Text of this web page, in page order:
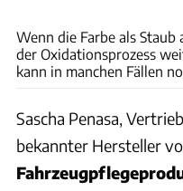
Wenn die Farbe als
der Oxidationsprozess
kann in manchen Fällen
Sascha Penasa,
bekannter Hersteller